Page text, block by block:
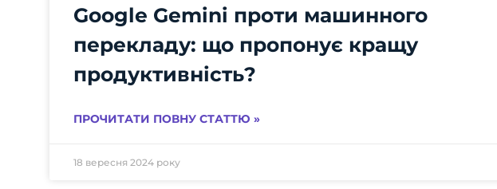
Google Gemini проти машинного
перекладу: що пропонує кращу
продуктивність?
ПРОЧИТАТИ ПОВНУ СТАТТЮ »
18 вересня 2024 року